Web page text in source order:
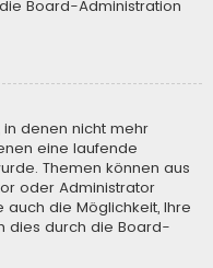
Board-Administration
in denen nicht mehr
eine laufende
Themen können aus
oder Administrator
die Möglichkeit, Ihre
dies durch die Board-